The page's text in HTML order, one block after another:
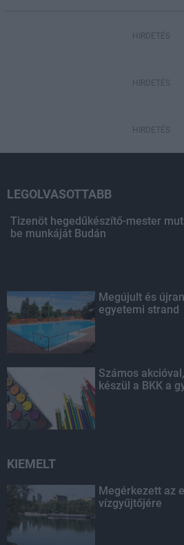
HIRDETÉS
HIRDETÉS
HIRDETÉS
LEGOLVASOTTABB
Tizenöt hegedűkészítő-mester
be munkáját Budán
Megújult és
egyetemi strand
Számos
készül a BKK a
KIEMELT
Megérkezett az
vízgyűjtőjére